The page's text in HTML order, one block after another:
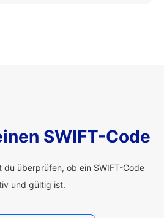
SWIFT-Code
du überprüfen, ob ein SWIFT-Code
und gültig ist.